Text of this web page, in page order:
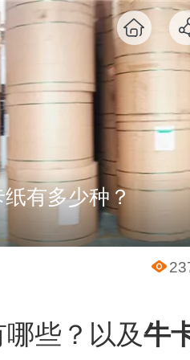
有多少种？
哪些？以及牛